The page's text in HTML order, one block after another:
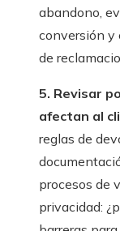
abandono,
conversión y
de
5. Revisar
afectan al
reglas de
procesos de
privacidad: